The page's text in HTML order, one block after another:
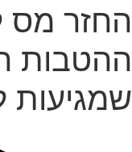
החזר מס
ההטבות
שמגיעות